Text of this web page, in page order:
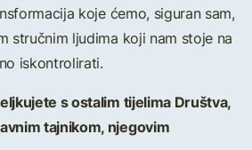
koje ćemo, siguran sam,
stručnim ljudima koji nam stoje na
iskontrolirati.
s ostalim tijelima Društva,
tajnikom, njegovim